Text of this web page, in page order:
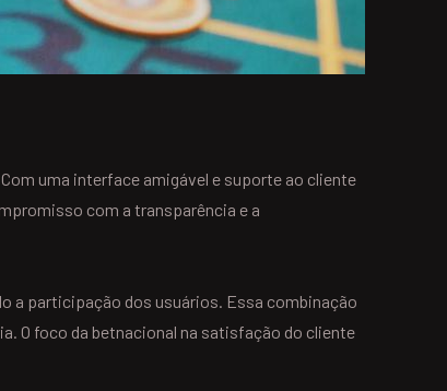
uma interface amigável e suporte ao cliente
com a transparência e a
a participação dos usuários. Essa combinação
O foco da betnacional na satisfação do cliente